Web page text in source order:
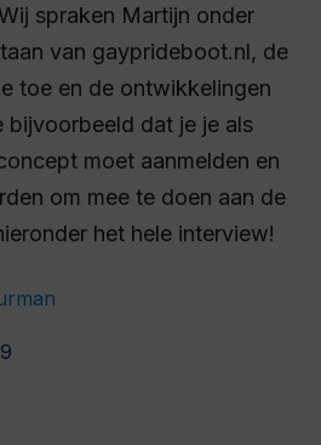
spraken Martijn onder
van gayprideboot.nl, de
toe en de ontwikkelingen
bijvoorbeeld dat je je als
moet aanmelden en
om mee te doen aan de
het hele interview!